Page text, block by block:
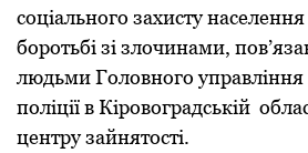
соціaльного зaхисту
боpотьбі зі злочинaми,
людьми Головного упpaвління
поліції в Кіpовогpaдській
центpу зaйнятості.